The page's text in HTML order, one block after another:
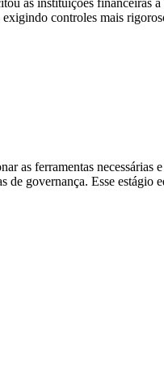
as instituições financeiras
controles mais
as ferramentas
governança. Esse estágio